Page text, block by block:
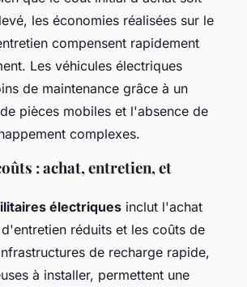
les économies réalisées sur le
compensent rapidement
Les véhicules électriques
de maintenance grâce à un
pièces mobiles et l'absence de
complexes.
: achat, entretien, et
électriques inclut l'achat
réduits et les coûts de
de recharge rapide,
à installer, permettent une